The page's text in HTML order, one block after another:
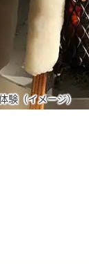
験（イメージ）